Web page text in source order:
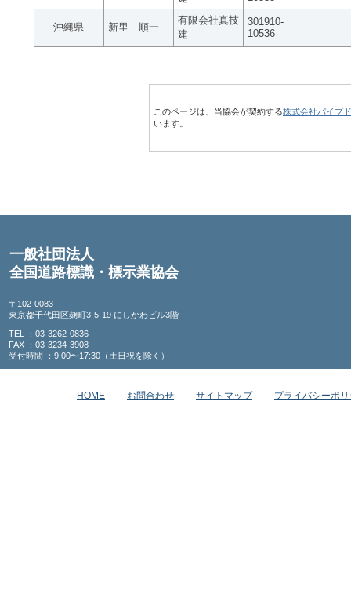
沖縄県 新里 順一
有限会社真技
建
301910-
10536
このページは、当協会が契約する株式会社パイプ
います。
一般社団法人
全国道路標識・標示業協会
〒102-0083
東京都千代田区麹町3-5-19 にしかわビル3階
TEL ：03-3262-0836
FAX ：03-3234-3908
受付時間 ：9:00〜17:30（土日祝を除く）
HOME お問合わせ サイトマップ プライバシーポ